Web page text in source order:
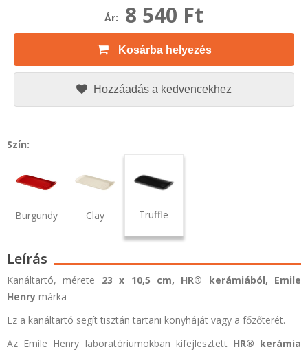
Ár: 8 540 Ft
Kosárba helyezés
Hozzáadás a kedvencekhez
Szín:
Burgundy Clay Truffle
Leírás
Kanáltartó, mérete 23 x 10,5 cm, HR® kerámiából, Emile
Henry márka
Ez a kanáltartó segít tisztán tartani konyháját vagy a főzőterét.
Az Emile Henry laboratóriumokban kifejlesztett HR® kerámia